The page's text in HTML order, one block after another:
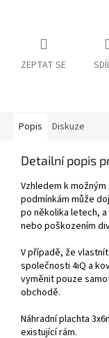
ZEPTAT SE
Popis Diskuze
Detailní popis
Vzhledem k
podmínkám může
po několika letech,
nebo poškozením
V případě, že
společnosti 4iQ a
vyměnit pouze
obchodě.
Náhradní plachta
existující rám.